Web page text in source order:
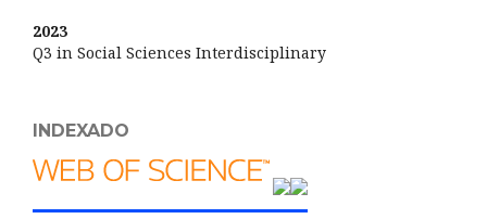
2023
Q3 in Social Sciences Interdisciplinary
INDEXADO